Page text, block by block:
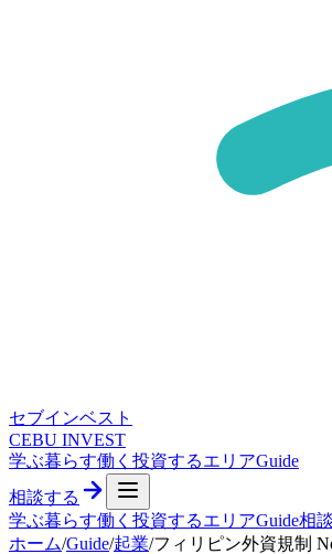
セブインベスト
CEBU INVEST
学ぶ暮らす働く 投資するエリアGuide
相談する
学ぶ暮らす働く 投資するエリアGuide相
ホーム/Guide/起業/フィリピン外資規制